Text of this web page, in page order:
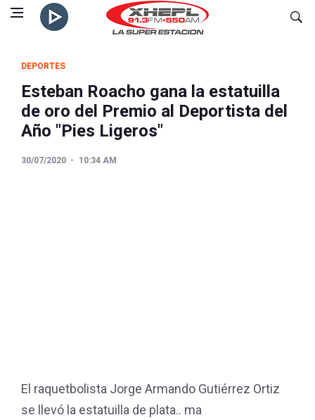
DEPORTES
Esteban Roacho gana la estatuilla
de oro del Premio al Deportista del
Año "Pies Ligeros"
30/07/2020 10:34 AM
El raquetbolista Jorge Armando Gutiérrez Ortiz
se llevó la estatuilla de plata.. ma